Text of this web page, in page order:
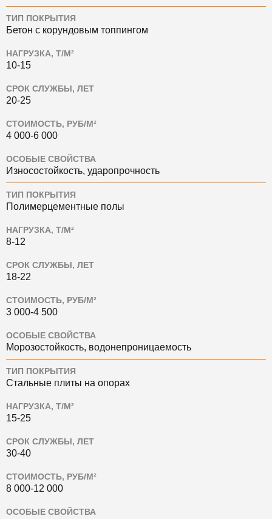
ТИП ПОКРЫТИЯ
Бетон с корундовым топпингом
НАГРУЗКА, Т/М²
10-15
СРОК СЛУЖБЫ, ЛЕТ
20-25
СТОИМОСТЬ, РУБ/М²
4 000-6 000
ОСОБЫЕ СВОЙСТВА
Износостойкость, ударопрочность
ТИП ПОКРЫТИЯ
Полимерцементные полы
НАГРУЗКА, Т/М²
8-12
СРОК СЛУЖБЫ, ЛЕТ
18-22
СТОИМОСТЬ, РУБ/М²
3 000-4 500
ОСОБЫЕ СВОЙСТВА
Морозостойкость, водонепроницаемость
ТИП ПОКРЫТИЯ
Стальные плиты на опорах
НАГРУЗКА, Т/М²
15-25
СРОК СЛУЖБЫ, ЛЕТ
30-40
СТОИМОСТЬ, РУБ/М²
8 000-12 000
ОСОБЫЕ СВОЙСТВА